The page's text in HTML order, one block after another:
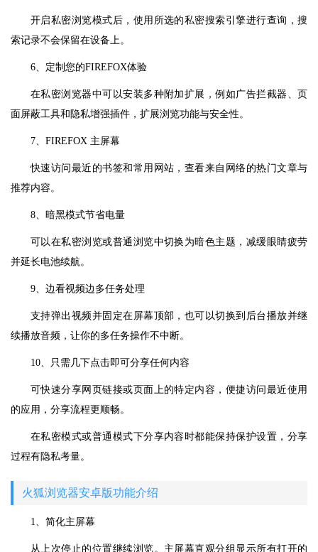
开启私密浏览模式后，使用所选的私密搜索引擎进行查询，搜
索记录不会保留在设备上。
6、定制您的FIREFOX体验
在私密浏览器中可以安装多种附加扩展，例如广告拦截器、页
面屏蔽工具和隐私增强插件，扩展浏览功能与安全性。
7、FIREFOX 主屏幕
快速访问最近的书签和常用网站，查看来自网络的热门文章与
推荐内容。
8、暗黑模式节省电量
可以在私密浏览或普通浏览中切换为暗色主题，减缓眼睛疲劳
并延长电池续航。
9、边看视频边多任务处理
支持弹出视频并固定在屏幕顶部，也可以切换到后台播放并继
续播放音频，让你的多任务操作不中断。
10、只需几下点击即可分享任何内容
可快速分享网页链接或页面上的特定内容，便捷访问最近使用
的应用，分享流程更顺畅。
在私密模式或普通模式下分享内容时都能保持保护设置，分享
过程有隐私考量。
火狐浏览器安卓版功能介绍
1、简化主屏幕
从上次停止的位置继续浏览。主屏幕直观分组显示所有打开的